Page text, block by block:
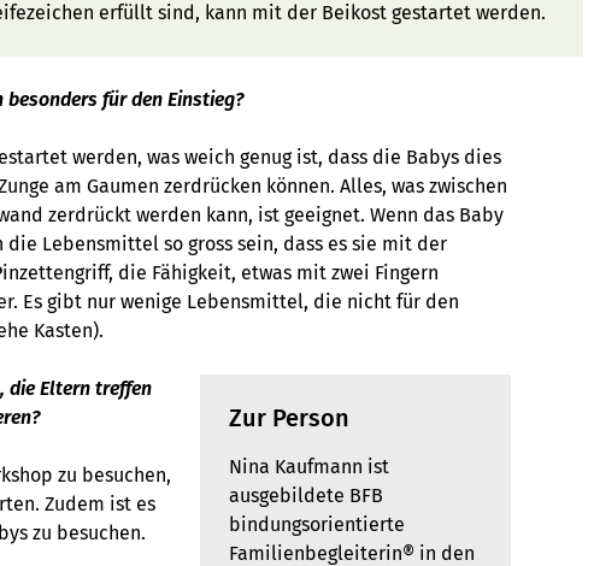
erfüllt sind, kann mit der Beikost gestartet werden.
für den Einstieg?
werden, was weich genug ist, dass die Babys dies
am Gaumen zerdrücken können. Alles, was zwischen
zerdrückt werden kann, ist geeignet. Wenn das Baby
Lebensmittel so gross sein, dass es sie mit der
die Fähigkeit, etwas mit zwei Fingern
Es gibt nur wenige Lebensmittel, die nicht für den
Kasten).
Zur Person
Nina Kaufmann ist
ausgebildete BFB
bindungsorientierte
Familienbegleiterin® in den
die Eltern treffen
zu besuchen,
Zudem ist es
zu besuchen.